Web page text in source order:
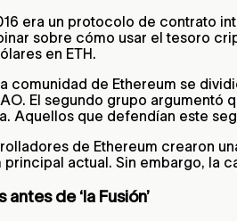
era un protocolo de contrato
sobre cómo usar el tesoro
en ETH.
comunidad de Ethereum se
El segundo grupo
Aquellos que defendían este
de Ethereum crearon
actual. Sin embargo, la
de ‘la Fusión’